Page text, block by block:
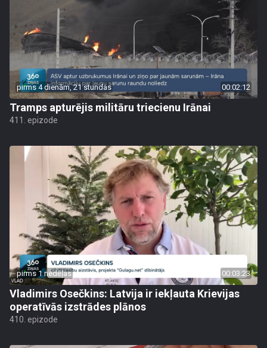
pirms 4 dienām, 21 stundas 00:02:12
Tramps apturējis militāru triecienu Irānai
411. epizode
pirms 1 nedēļas 00:03:23
Vladimirs Osečkins: Latvija ir iekļauta Krievijas
operatīvās izstrādes plānos
410. epizode